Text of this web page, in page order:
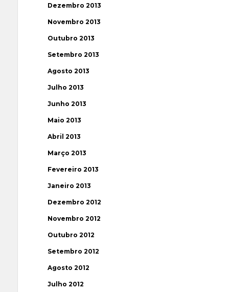
Dezembro 2013
Novembro 2013
Outubro 2013
Setembro 2013
Agosto 2013
Julho 2013
Junho 2013
Maio 2013
Abril 2013
Março 2013
Fevereiro 2013
Janeiro 2013
Dezembro 2012
Novembro 2012
Outubro 2012
Setembro 2012
Agosto 2012
Julho 2012